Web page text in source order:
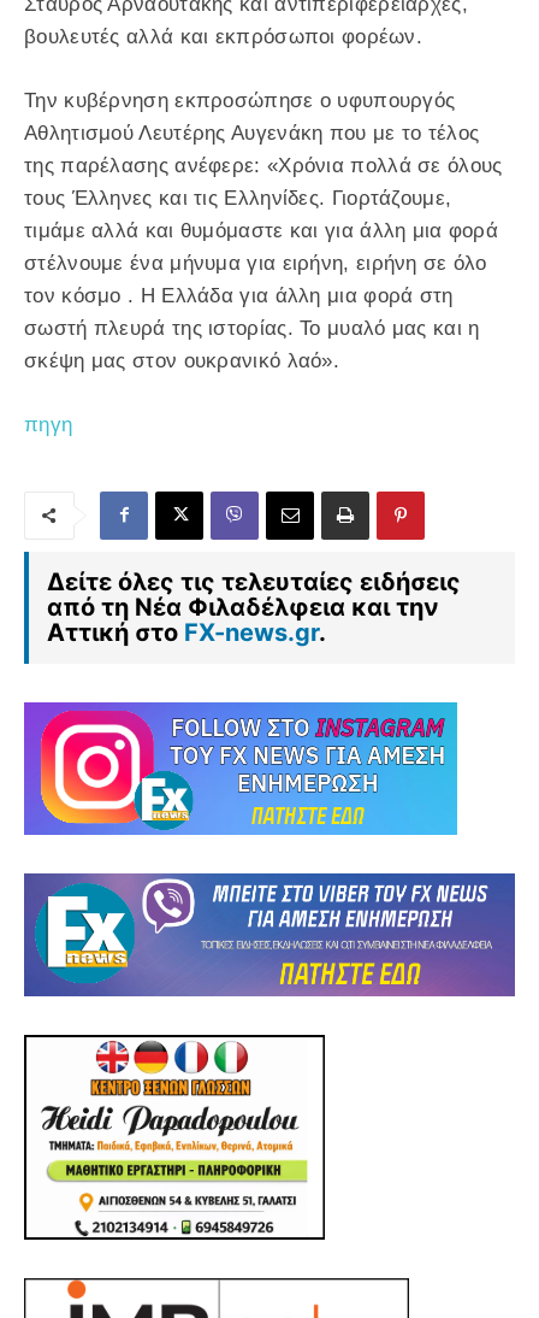
βουλευτές αλλά και εκπρόσωποι φορέων.
Την κυβέρνηση εκπροσώπησε ο υφυπουργός
Αθλητισμού Λευτέρης Αυγενάκη που με το τέλος
της παρέλασης ανέφερε: «Χρόνια πολλά σε όλους
τους Έλληνες και τις Ελληνίδες. Γιορτάζουμε,
τιμάμε αλλά και θυμόμαστε και για άλλη μια φορά
στέλνουμε ένα μήνυμα για ειρήνη, ειρήνη σε όλο
τον κόσμο . Η Ελλάδα για άλλη μια φορά στη
σωστή πλευρά της ιστορίας. Το μυαλό μας και η
σκέψη μας στον ουκρανικό λαό».
πηγη
Δείτε όλες τις τελευταίες ειδήσεις
από τη Νέα Φιλαδέλφεια και την
Αττική στο FX-news.gr.